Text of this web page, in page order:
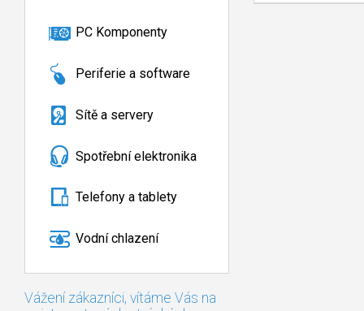
PC Komponenty
Periferie a software
Sítě a servery
Spotřební elektronika
Telefony a tablety
Vodní chlazení
Vážení zákazníci, vítáme Vás na